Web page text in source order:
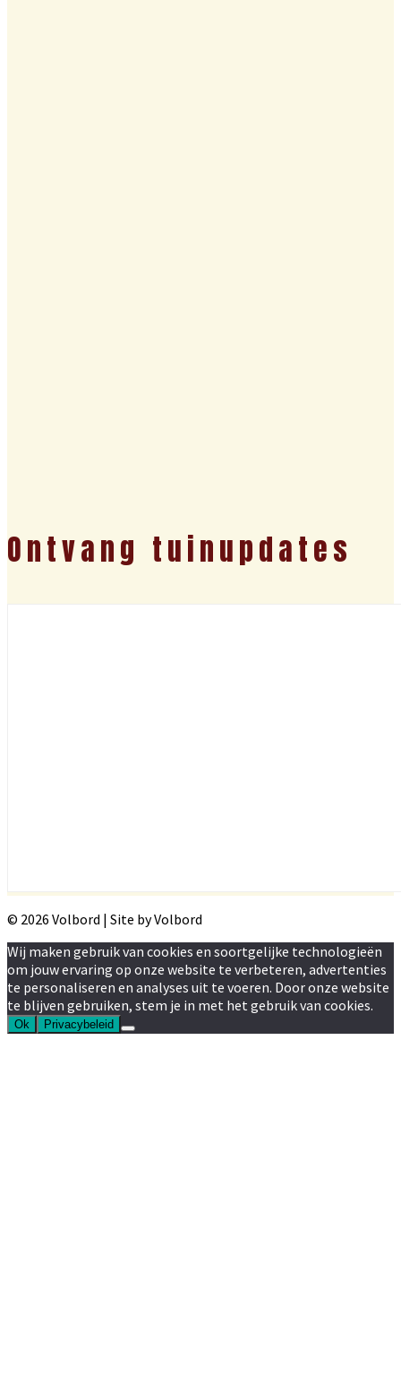
Ontvang tuinupdates
© 2026 Volbord | Site by Volbord
Wij maken gebruik van cookies en soortgelijke technologieën
om jouw ervaring op onze website te verbeteren, advertenties
te personaliseren en analyses uit te voeren. Door onze website
te blijven gebruiken, stem je in met het gebruik van cookies.
Ok Privacybeleid